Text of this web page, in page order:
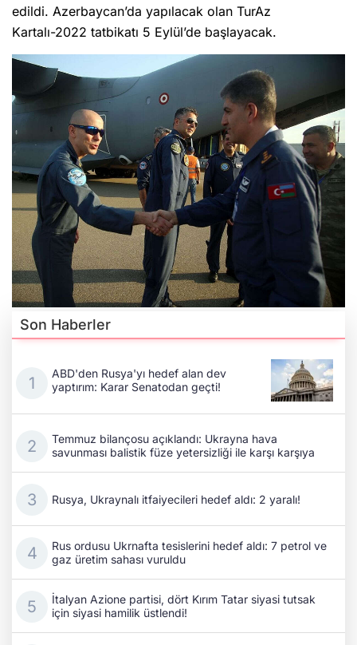
edildi. Azerbaycan’da yapılacak olan TurAz
Kartalı-2022 tatbikatı 5 Eylül’de başlayacak.
Son Haberler
ABD'den Rusya'yı hedef alan dev
yaptırım: Karar Senatodan geçti!
Temmuz bilançosu açıklandı: Ukrayna hava
savunması balistik füze yetersizliği ile karşı karşıya
Rusya, Ukraynalı itfaiyecileri hedef aldı: 2 yaralı!
Rus ordusu Ukrnafta tesislerini hedef aldı: 7 petrol ve
gaz üretim sahası vuruldu
İtalyan Azione partisi, dört Kırım Tatar siyasi tutsak
için siyasi hamilik üstlendi!